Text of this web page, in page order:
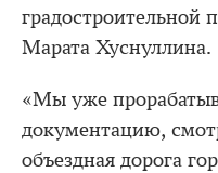
градостроительной
Марата Хуснуллина.
«Мы уже
документацию,
объездная дорога